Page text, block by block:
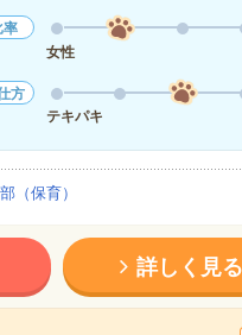
率
女性
方
テキパキ
（保育）
詳しく見る